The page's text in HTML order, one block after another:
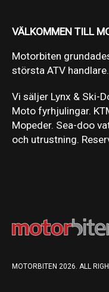
VÄLKOMMEN TILL
Motorbiten
största ATV handlare.
Vi säljer Lynx & Ski-
Moto fyrhjulingar.
Mopeder. Sea-doo
och utrustning.
MOTORBITEN 2026. ALL